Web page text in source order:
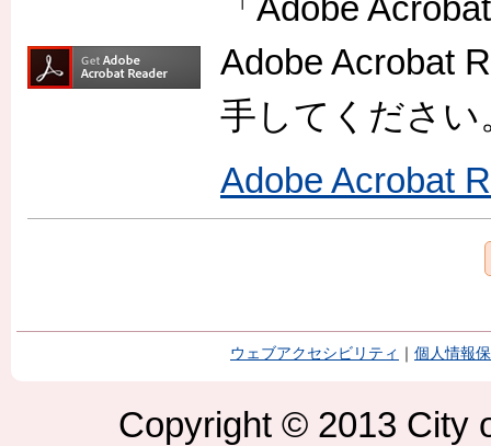
「Adobe
Adobe Acrobat
手してください
Adobe Acrobat
ウェブアクセシビリティ 個人情報
Copyright © 2013 City